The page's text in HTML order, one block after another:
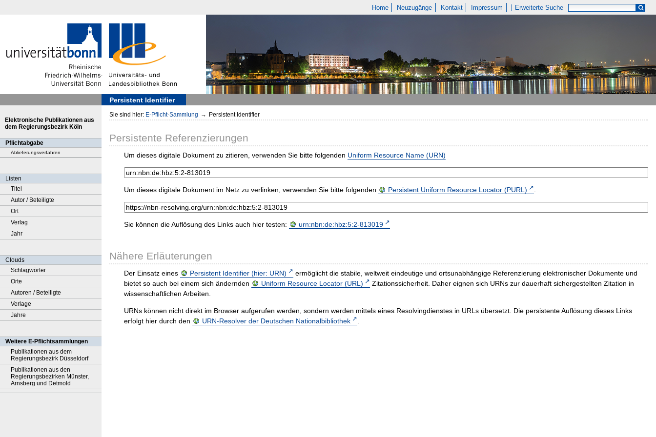
Home Neuzugänge Kontakt Impressum Erweiterte Suche
Persistent Identifier
Elektronische Publikationen aus
dem Regierungsbezirk Köln
Pflichtabgabe
Ablieferungsverfahren
Listen
Titel
Autor / Beteiligte
Ort
Verlag
Jahr
Clouds
Schlagwörter
Orte
Autoren / Beteiligte
Verlage
Jahre
Weitere E-Pflichtsammlungen
Publikationen aus dem
Regierungsbezirk Düsseldorf
Publikationen aus den
Regierungsbezirken Münster,
Arnsberg und Detmold
Sie sind hier: E-Pflicht-Sammlung → Persistent Identifier
Persistente Referenzierungen
Um dieses digitale Dokument zu zitieren, verwenden Sie bitte folgenden Uniform Resource Name (URN)
Um dieses digitale Dokument im Netz zu verlinken, verwenden Sie bitte folgenden Persistent Uniform Resource Locator (PURL) :
Sie können die Auflösung des Links auch hier testen: urn:nbn:de:hbz:5:2-813019
Nähere Erläuterungen
Der Einsatz eines Persistent Identifier (hier: URN)
ermöglicht die stabile, weltweit eindeutige und ortsunabhängige Referenzierung elektronischer Dokumente und
bietet so auch bei einem sich ändernden
Uniform Resource Locator (URL)
Zitationssicherheit. Daher eignen sich URNs zur dauerhaft sichergestellten Zitation in
wissenschaftlichen Arbeiten.
URNs können nicht direkt im Browser aufgerufen werden, sondern werden mittels eines Resolvingdienstes in URLs übersetzt. Die persistente Auflösung dieses Links
erfolgt hier durch den
URN-Resolver der Deutschen Nationalbibliothek .